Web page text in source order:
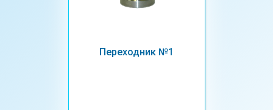
Переходник №1